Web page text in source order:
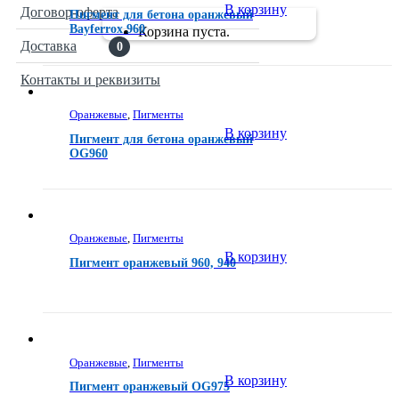
Договор-оферта
Доставка
Контакты и реквизиты
0
Корзина пуста.
Пигмент для бетона оранжевый
Bayferrox 960
В корзину
Оранжевые, Пигменты
Пигмент для бетона оранжевый
OG960
В корзину
Оранжевые, Пигменты
Пигмент оранжевый 960, 940В корзину
Оранжевые Пигменты
Пигмент оранжевый OG975В корзину